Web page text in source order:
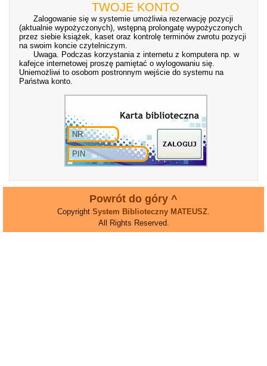
TWOJE KONTO
Zalogowanie się w systemie umożliwia rezerwację pozycji
(aktualnie wypożyczonych), wstępną prolongatę wypożyczonych
przez siebie książek, kaset oraz kontrolę terminów zwrotu pozycji
na swoim koncie czytelniczym.
Uwaga. Podczas korzystania z internetu z komputera np. w
kafejce internetowej proszę pamiętać o wylogowaniu się.
Uniemożliwi to osobom postronnym wejście do systemu na
Państwa konto.
Powrót do góry ^
Copyright System Biblioteczny MATEUSZ
All Rights Reserved.